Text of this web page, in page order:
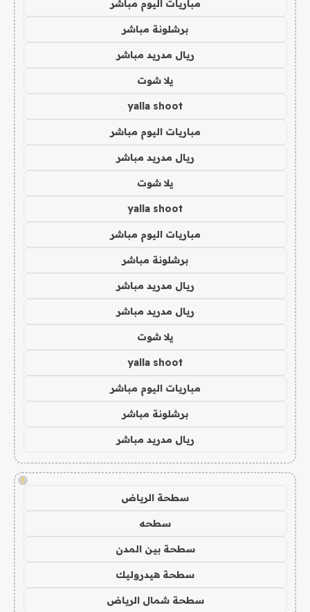
مباريات اليوم مباشر
برشلونة مباشر
ريال مدريد مباشر
يلا شوت
yalla shoot
مباريات اليوم مباشر
ريال مدريد مباشر
يلا شوت
yalla shoot
مباريات اليوم مباشر
برشلونة مباشر
ريال مدريد مباشر
ريال مدريد مباشر
يلا شوت
yalla shoot
مباريات اليوم مباشر
برشلونة مباشر
ريال مدريد مباشر
!
سطحة الرياض
سطحه
سطحة بين المدن
سطحة هيدروليك
سطحة شمال الرياض